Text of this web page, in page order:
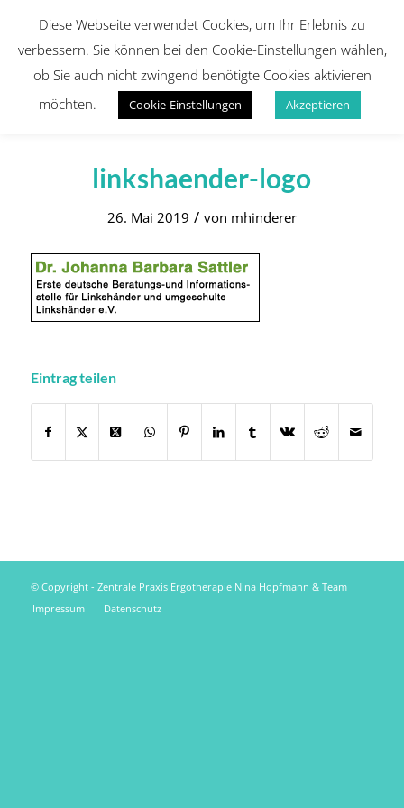
linkshaender-logo
26. Mai 2019 / von mhinderer
Eintrag teilen
© Copyright - Zentrale Praxis Ergotherapie Nina Hopfmann & Team
Impressum
Datenschutz
Diese Webseite verwendet Cookies, um Ihr Erlebnis zu
verbessern. Sie können bei den Cookie-Einstellungen wählen,
ob Sie auch nicht zwingend benötigte Cookies aktivieren
möchten.
Cookie-Einstellungen Akzeptieren